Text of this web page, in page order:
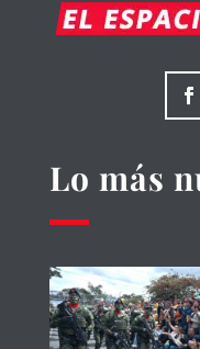
Lo más